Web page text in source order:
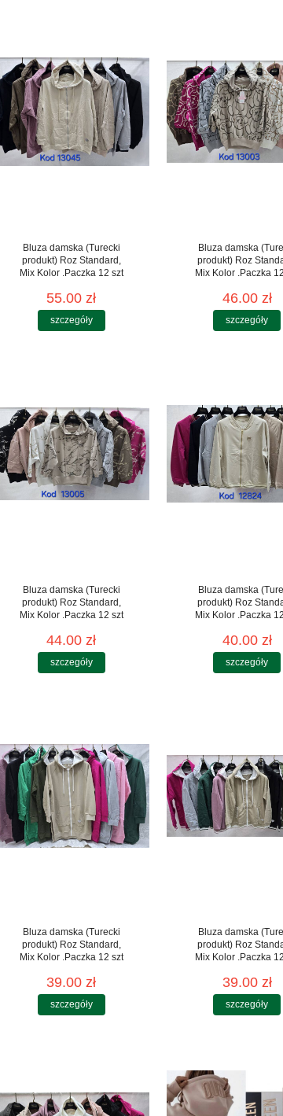
Bluza damska (Turecki
produkt) Roz Standard,
Mix Kolor .Paczka 12 szt
55.00 zł
szczegóły
Bluza damska
produkt) Roz
Mix Kolor .Paczka
46.00 zł
szczegóły
Bluza damska (Turecki
produkt) Roz Standard,
Mix Kolor .Paczka 12 szt
44.00 zł
szczegóły
Bluza damska
produkt) Roz
Mix Kolor .Paczka
40.00 zł
szczegóły
Bluza damska (Turecki
produkt) Roz Standard,
Mix Kolor .Paczka 12 szt
39.00 zł
szczegóły
Bluza damska
produkt) Roz
Mix Kolor .Paczka
39.00 zł
szczegóły